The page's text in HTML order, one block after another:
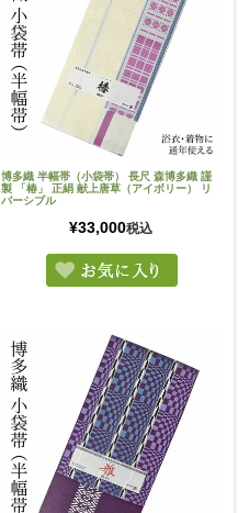
博多織 半幅帯（小袋帯） 長尺 森博多織 謹
製 「椿」 正絹 献上唐草（アイボリー） リ
バーシブル
¥33,000税込